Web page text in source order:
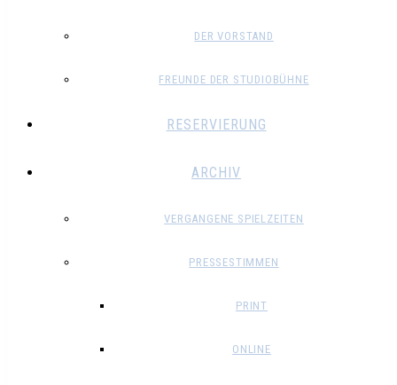
DER VORSTAND
FREUNDE DER STUDIOBÜHNE
RESERVIERUNG
ARCHIV
VERGANGENE SPIELZEITEN
PRESSESTIMMEN
PRINT
ONLINE